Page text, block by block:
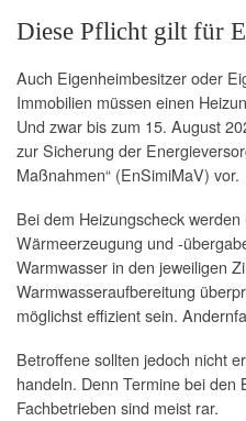
Diese Pflicht gilt für
Auch Eigenheimbesitzer oder
Immobilien müssen einen
Und zwar bis zum 15. August
zur Sicherung der
Maßnahmen“ (EnSimiMaV) vor.
Bei dem Heizungscheck
Wärmeerzeugung und -
Warmwasser in den jeweiligen
Warmwasseraufbereitung
möglichst effizient sein.
Betroffene sollten jedoch nicht
handeln. Denn Termine bei
Fachbetrieben sind meist rar.